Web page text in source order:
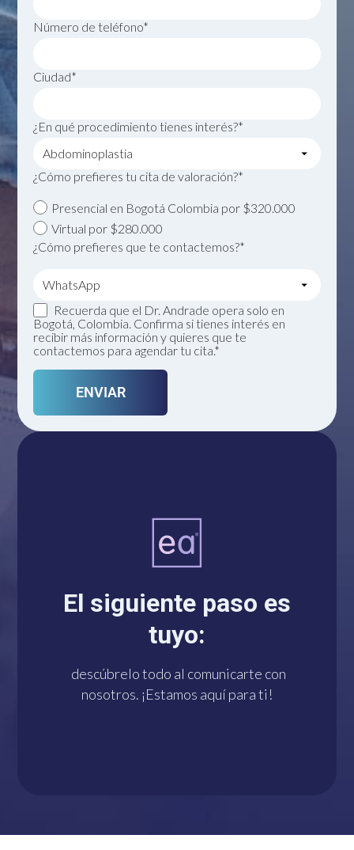
Número de teléfono*
Ciudad*
¿En qué procedimiento tienes interés?*
¿Cómo prefieres tu cita de valoración?*
Presencial en Bogotá Colombia por $320.000
Virtual por $280.000
¿Cómo prefieres que te contactemos?*
Recuerda que el Dr. Andrade opera solo en
Bogotá, Colombia. Confirma si tienes interés en
recibir más información y quieres que te
contactemos para agendar tu cita.*
El siguiente paso es
tuyo:
descúbrelo todo al comunicarte con
nosotros. ¡Estamos aquí para ti!
Un solo click te conecta
WhatsApp. ¡Estamos a
tu disposición!
¡HAZLO YA!